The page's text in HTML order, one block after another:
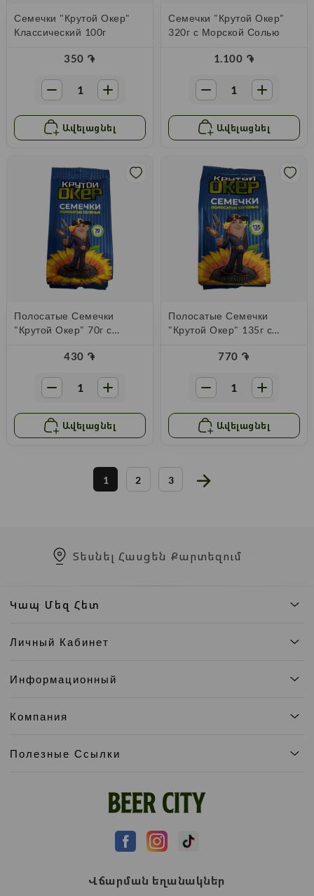
Семечки "Крутой Окер"
Классический 100г
350 ֏
Ավելացնել
Семечки "Крутой Окер"
320г с Морской Солью
1.100 ֏
Ավելացնել
Полосатые Семечки
"Крутой Окер" 70г с
430 ֏
Ավելացնել
Полосатые Семечки
"Крутой Окер" 135г с
770 ֏
Ավելացնել
1 2 3
Տեսնել Հասցեն Քարտեզում
Կապ Մեզ Հետ
Личный Кабинет
Информационный
Компания
Полезные Ссылки
Վճարման եղանակներ